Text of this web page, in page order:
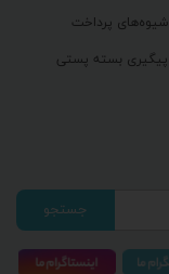
شیوه‌های پرداخت
پیگیری بسته پستی
جستجو